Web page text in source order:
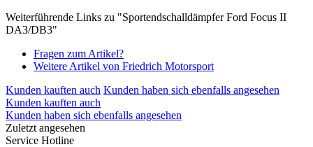
Weiterführende Links zu "Sportendschalldämpfer Ford Focus II
DA3/DB3"
Fragen zum Artikel?
Weitere Artikel von Friedrich Motorsport
Kunden kauften auch Kunden haben sich ebenfalls angesehen
Kunden kauften auch
Kunden haben sich ebenfalls angesehen
Zuletzt angesehen
Service Hotline